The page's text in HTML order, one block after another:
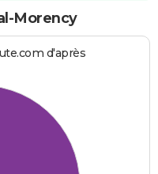
Morency
d'après